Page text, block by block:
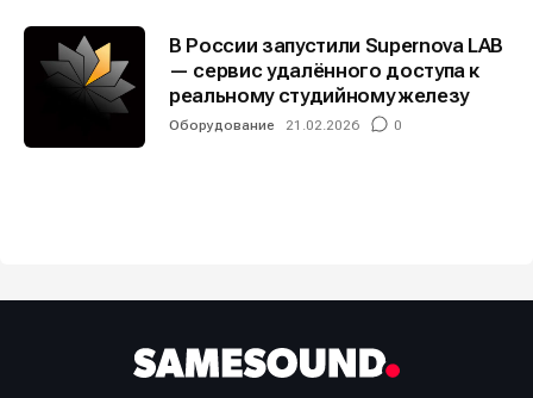
В России запустили Supernova LAB
— сервис удалённого доступа к
реальному студийному железу
Оборудование 21.02.2026 0